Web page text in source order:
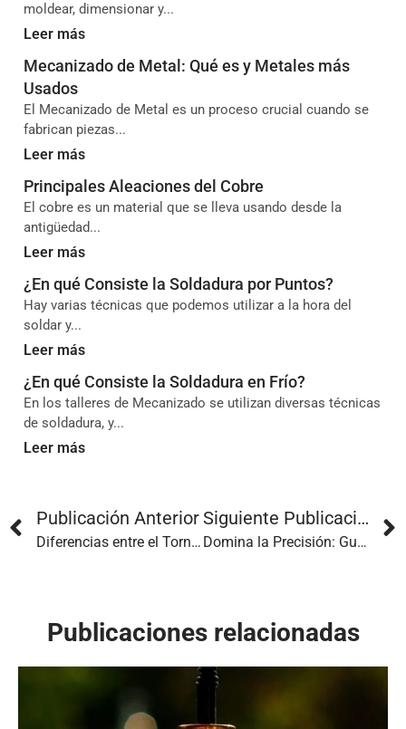
moldear, dimensionar y...
Leer más
Mecanizado de Metal: Qué es y Metales más
Usados
El Mecanizado de Metal es un proceso crucial cuando se
fabrican piezas...
Leer más
Principales Aleaciones del Cobre
El cobre es un material que se lleva usando desde la
antigüedad...
Leer más
¿En qué Consiste la Soldadura por Puntos?
Hay varias técnicas que podemos utilizar a la hora del
soldar y...
Leer más
¿En qué Consiste la Soldadura en Frío?
En los talleres de Mecanizado se utilizan diversas técnicas
de soldadura, y...
Leer más
Publicación Anterior
Diferencias entre el Torneado y el Fresado
Siguiente Publicación
Domina la Precisión: Guía de Tolerancias en el Mecanizado
Publicaciones relacionadas